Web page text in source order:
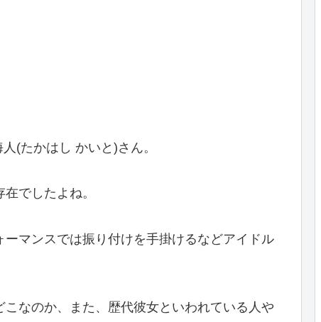
(たかはし かいと)さん。
でしたよね。
マンスでは振り付けを手掛けるなどアイドル
なのか、また、歴代彼女といわれている人や